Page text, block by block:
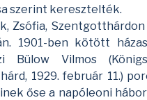
szerint keresztelték.
Zsófia,
1901-ben kötött
Bülow Vilmos
1929. február 11.)
őse a napóleoni